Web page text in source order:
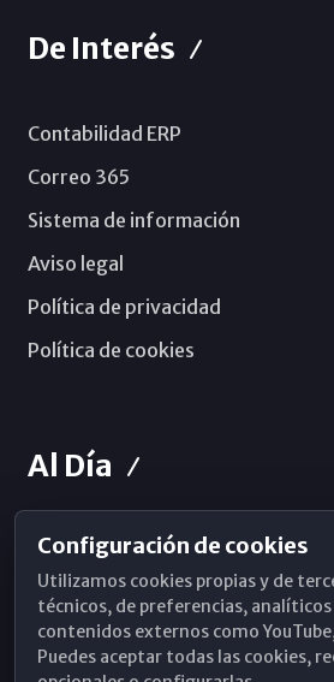
De Interés
Contabilidad ERP
Correo 365
Sistema de información
Aviso legal
Política de privacidad
Política de cookies
Al Día
Horarios de Misa
Hemeroteca
WhatsApp
Configuración de cookies
Utilizamos cookies propias y de
técnicos, de preferencias,
contenidos externos como
Puedes aceptar todas las cookies,